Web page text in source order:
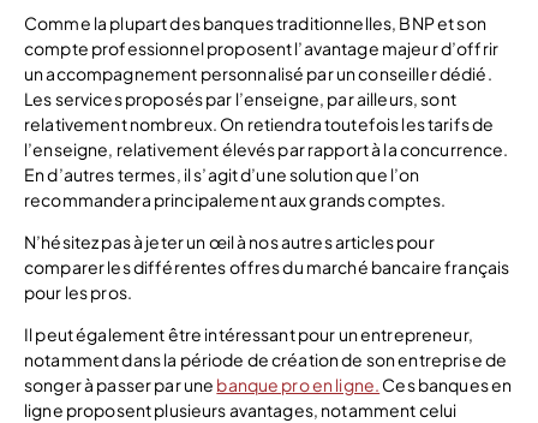
Comme la plupart des banques traditionnelles, BNP et son
compte professionnel proposent l’avantage majeur d’offrir
un accompagnement personnalisé par un conseiller dédié.
Les services proposés par l’enseigne, par ailleurs, sont
relativement nombreux. On retiendra toutefois les tarifs de
l’enseigne, relativement élevés par rapport à la concurrence.
En d’autres termes, il s’agit d’une solution que l’on
recommandera principalement aux grands comptes.
N’hésitez pas à jeter un œil à nos autres articles pour
comparer les différentes offres du marché bancaire français
pour les pros.
Il peut également être intéressant pour un entrepreneur,
notamment dans la période de création de son entreprise de
songer à passer par une banque pro en ligne. Ces banques en
ligne proposent plusieurs avantages, notamment celui